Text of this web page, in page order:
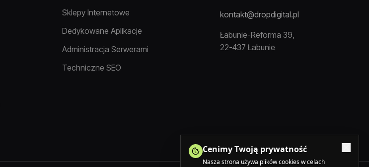
Sklepy Internetowe
Dedykowane Aplikacje
Administracja Serwerami
Techniczne SEO
kontakt@dropdigital.pl
Łabunie-Reforma 39,
22-437 Łabunie
Cenimy Twoją prywatność
Nasza strona używa plików cookies w celach